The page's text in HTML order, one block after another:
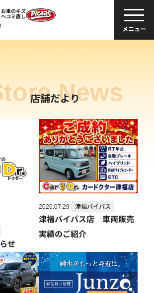
お車のキズ
ヘコミ直し
メニュー
News
店舗だより
せ
2026.07.29 津福バイパス
津福バイパス店 車両販売
実績のご紹介